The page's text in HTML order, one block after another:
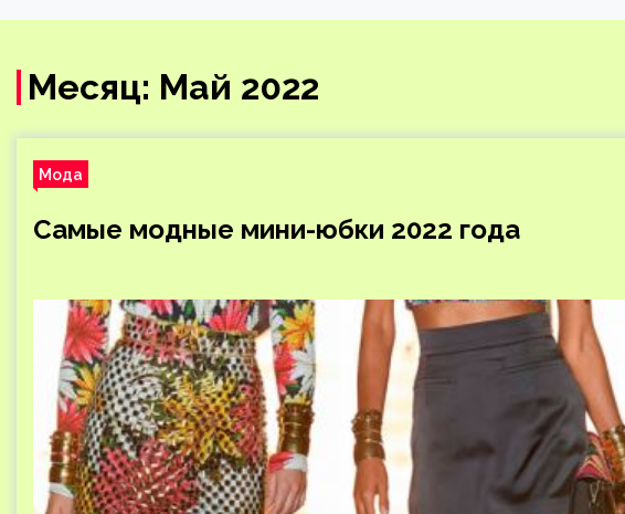
Месяц: Май 2022
Мода
Самые модные мини-юбки 2022 года